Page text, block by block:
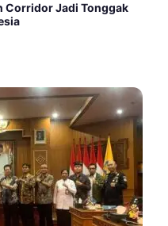
Corridor Jadi Tonggak